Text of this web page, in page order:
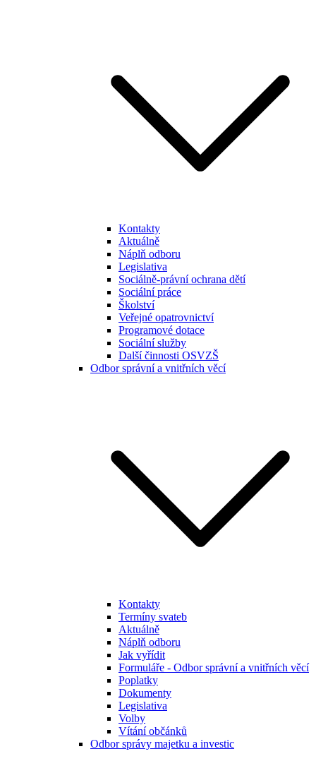
Kontakty
Aktuálně
Náplň odboru
Legislativa
Sociálně-právní ochrana dětí
Sociální práce
Školství
Veřejné opatrovnictví
Programové dotace
Sociální služby
Další činnosti OSVZŠ
Odbor správní a vnitřních věcí
Kontakty
Termíny svateb
Aktuálně
Náplň odboru
Jak vyřídit
Formuláře - Odbor správní a vnitřních věcí
Poplatky
Dokumenty
Legislativa
Volby
Vítání občánků
Odbor správy majetku a investic